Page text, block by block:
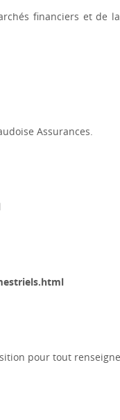
financiers et de
Assurances.
pour tout